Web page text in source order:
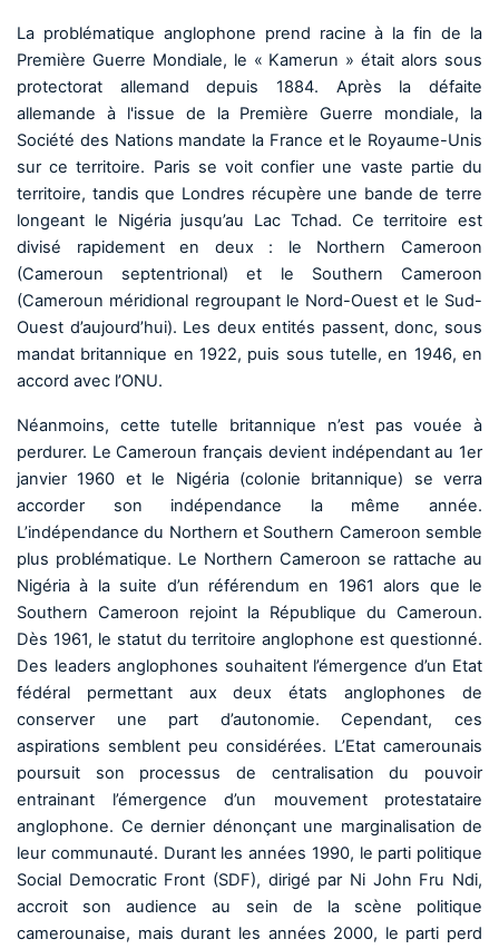
La problématique anglophone prend racine à la fin de la
Première Guerre Mondiale, le « Kamerun » était alors sous
protectorat allemand depuis 1884. Après la défaite
allemande à l'issue de la Première Guerre mondiale, la
Société des Nations mandate la France et le Royaume-Unis
sur ce territoire. Paris se voit confier une vaste partie du
territoire, tandis que Londres récupère une bande de terre
longeant le Nigéria jusqu’au Lac Tchad. Ce territoire est
divisé rapidement en deux : le Northern Cameroon
(Cameroun septentrional) et le Southern Cameroon
(Cameroun méridional regroupant le Nord-Ouest et le Sud-
Ouest d’aujourd’hui). Les deux entités passent, donc, sous
mandat britannique en 1922, puis sous tutelle, en 1946, en
accord avec l’ONU.
Néanmoins, cette tutelle britannique n’est pas vouée à
perdurer. Le Cameroun français devient indépendant au 1er
janvier 1960 et le Nigéria (colonie britannique) se verra
accorder son indépendance la même année.
L’indépendance du Northern et Southern Cameroon semble
plus problématique. Le Northern Cameroon se rattache au
Nigéria à la suite d’un référendum en 1961 alors que le
Southern Cameroon rejoint la République du Cameroun.
Dès 1961, le statut du territoire anglophone est questionné.
Des leaders anglophones souhaitent l’émergence d’un Etat
fédéral permettant aux deux états anglophones de
conserver une part d’autonomie. Cependant, ces
aspirations semblent peu considérées. L’Etat camerounais
poursuit son processus de centralisation du pouvoir
entrainant l’émergence d’un mouvement protestataire
anglophone. Ce dernier dénonçant une marginalisation de
leur communauté. Durant les années 1990, le parti politique
Social Democratic Front (SDF), dirigé par Ni John Fru Ndi,
accroit son audience au sein de la scène politique
camerounaise, mais durant les années 2000, le parti perd